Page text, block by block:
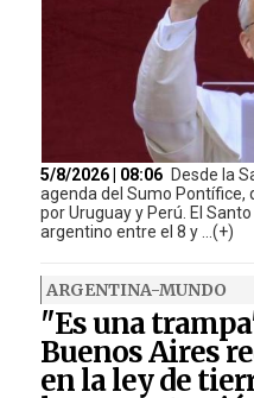
5/8/2026 | 08:06 Desde la
agenda del Sumo Pontífice,
por Uruguay y Perú. El
argentino entre el 8 y ...(+)
ARGENTINA-MUNDO
"Es una
Buenos Aires
en la ley de